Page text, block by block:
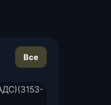
Все